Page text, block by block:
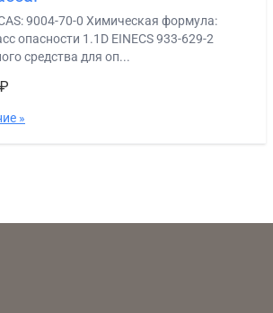
9004-70-0 Химическая формула:
опасности 1.1D EINECS 933-629-2
средства для оп...
₽
»